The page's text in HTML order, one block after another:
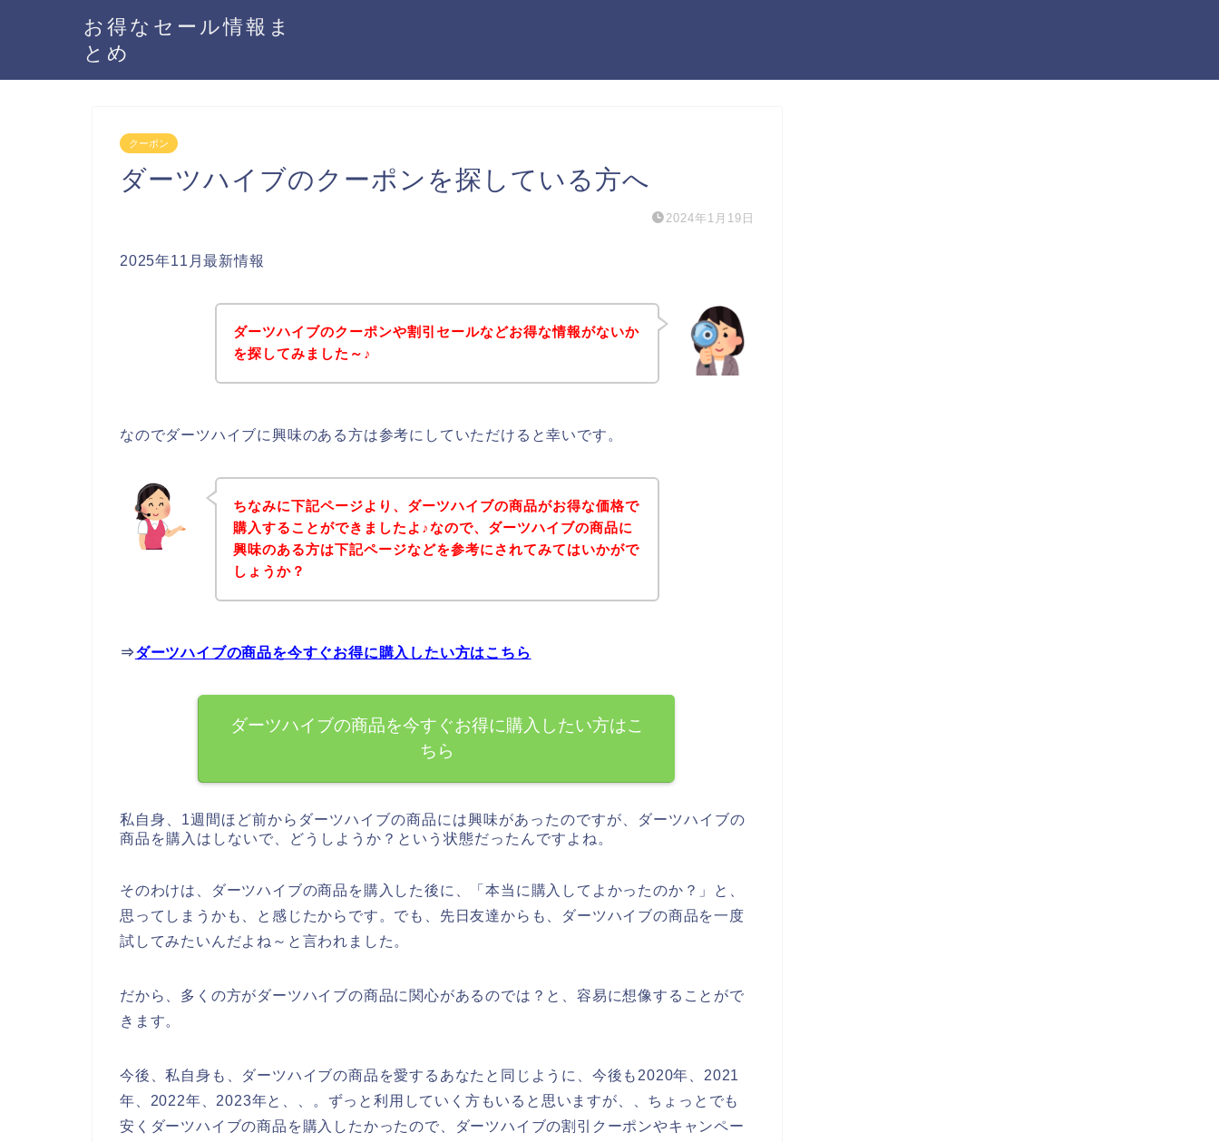
お得なセール情報ま
とめ
クーポン
ダーツハイブのクーポンを探している方へ
2024年1月19日
2025年11月最新情報
ダーツハイブのクーポンや割引セールなどお得な情報がないか
を探してみました～♪
なのでダーツハイブに興味のある方は参考にしていただけると幸いです。
ちなみに下記ページより、ダーツハイブの商品がお得な価格で
購入することができましたよ♪なので、ダーツハイブの商品に
興味のある方は下記ページなどを参考にされてみてはいかがで
しょうか？
⇒ダーツハイブの商品を今すぐお得に購入したい方はこちら
ダーツハイブの商品を今すぐお得に購入したい方はこ
ちら
私自身、1週間ほど前からダーツハイブの商品には興味があったのですが、ダーツハイブの
商品を購入はしないで、どうしようか？という状態だったんですよね。
そのわけは、ダーツハイブの商品を購入した後に、「本当に購入してよかったのか？」と、
思ってしまうかも、と感じたからです。でも、先日友達からも、ダーツハイブの商品を一度
試してみたいんだよね～と言われました。
だから、多くの方がダーツハイブの商品に関心があるのでは？と、容易に想像することがで
きます。
今後、私自身も、ダーツハイブの商品を愛するあなたと同じように、今後も2020年、2021
年、2022年、2023年と、、。ずっと利用していく方もいると思いますが、、ちょっとでも
安くダーツハイブの商品を購入したかったので、ダーツハイブの割引クーポンやキャンペー